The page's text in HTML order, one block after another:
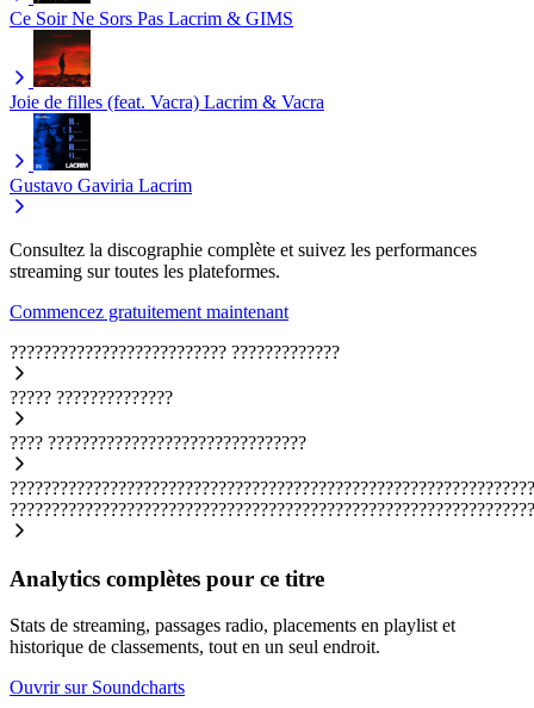
Ce Soir Ne Sors Pas Lacrim & GIMS
Joie de filles (feat. Vacra) Lacrim & Vacra
Gustavo Gaviria Lacrim
Consultez la discographie complète et suivez les performances
streaming sur toutes les plateformes.
Commencez gratuitement maintenant
?????????????????????????? ?????????????
????? ??????????????
???? ???????????????????????????????
Analytics complètes pour ce titre
Stats de streaming, passages radio, placements en playlist et
historique de classements, tout en un seul endroit.
Ouvrir sur Soundcharts